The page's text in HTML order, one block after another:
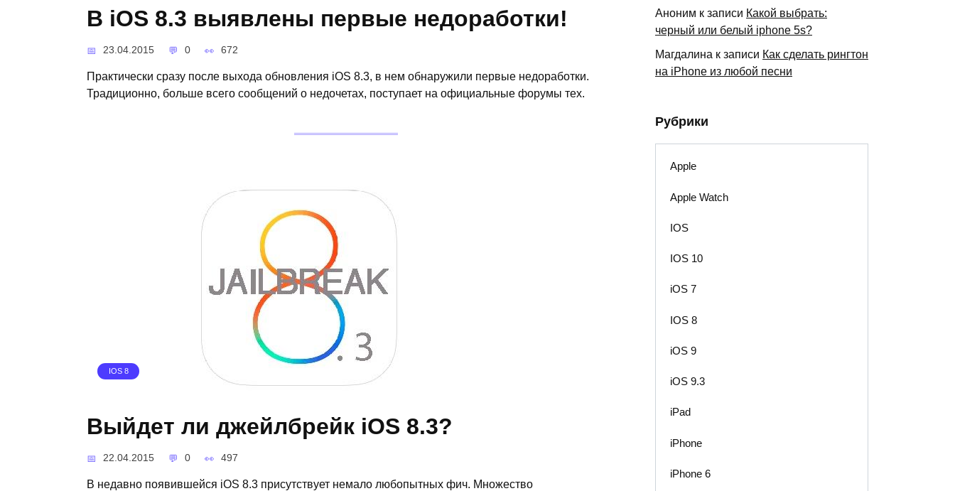
В iOS 8.3 выявлены первые недоработки!
23.04.2015 0 672
Практически сразу после выхода обновления iOS 8.3, в нем обнаружили первые недоработки.
Традиционно, больше всего сообщений о недочетах, поступает на официальные форумы тех.
IOS 8
Выйдет ли джейлбрейк iOS 8.3?
22.04.2015 0 497
В недавно появившейся iOS 8.3 присутствует немало любопытных фич. Множество
Аноним к записи Какой выбрать:
черный или белый iphone 5s?
Магдалина к записи Как сделать рингтон
на iPhone из любой песни
Рубрики
Apple
Apple Watch
IOS
IOS 10
iOS 7
IOS 8
iOS 9
iOS 9.3
iPad
iPhone
iPhone 6